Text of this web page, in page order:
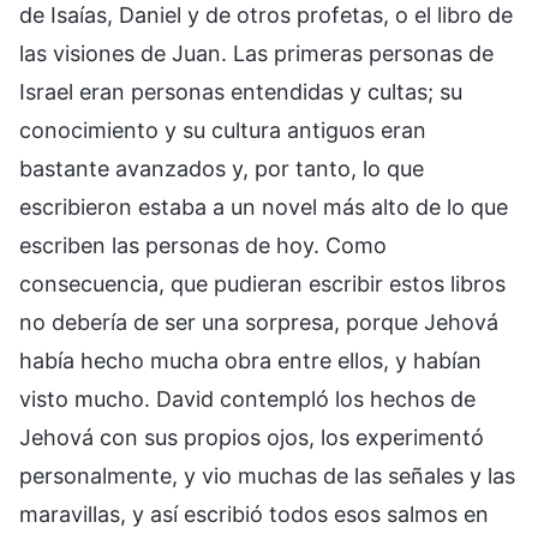
de Isaías, Daniel y de otros profetas, o el libro de
las visiones de Juan. Las primeras personas de
Israel eran personas entendidas y cultas; su
conocimiento y su cultura antiguos eran
bastante avanzados y, por tanto, lo que
escribieron estaba a un novel más alto de lo que
escriben las personas de hoy. Como
consecuencia, que pudieran escribir estos libros
no debería de ser una sorpresa, porque Jehová
había hecho mucha obra entre ellos, y habían
visto mucho. David contempló los hechos de
Jehová con sus propios ojos, los experimentó
personalmente, y vio muchas de las señales y las
maravillas, y así escribió todos esos salmos en